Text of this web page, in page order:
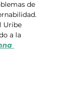
de
Uribe
a la